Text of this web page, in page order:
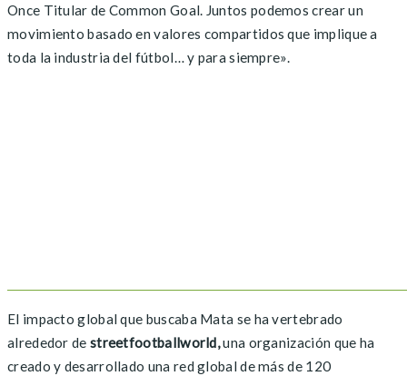
Once Titular de Common Goal. Juntos podemos crear un
movimiento basado en valores compartidos que implique a
toda la industria del fútbol… y para siempre».
El impacto global que buscaba Mata se ha vertebrado
alrededor de streetfootballworld,una organización que ha
creado y desarrollado una red global de más de 120